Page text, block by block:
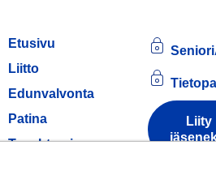
Etusivu
Liitto
Edunvalvonta
Patina
Tapahtumia
Liity